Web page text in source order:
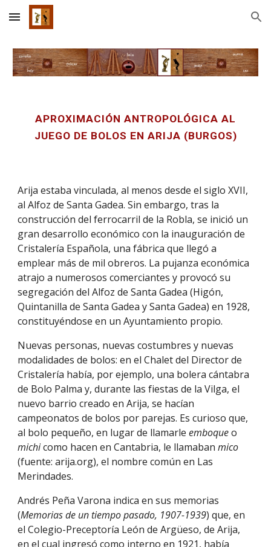
Skip to main content Skip to navigation
APROXIMACIÓN ANTROPOLÓGICA AL
JUEGO DE BOLOS EN ARIJA (BURGOS)
Arija estaba vinculada, al menos desde el siglo XVII,
al Alfoz de Santa Gadea. Sin embargo, tras la
construcción del ferrocarril de la Robla, se inició un
gran desarrollo económico con la inauguración de
Cristalería Española, una fábrica que llegó a
emplear más de mil obreros. La pujanza económica
atrajo a numerosos comerciantes y provocó su
segregación del Alfoz de Santa Gadea (Higón,
Quintanilla de Santa Gadea y Santa Gadea) en 1928,
constituyéndose en un Ayuntamiento propio.
Nuevas personas, nuevas costumbres y nuevas
modalidades de bolos: en el Chalet del Director de
Cristalería había, por ejemplo, una bolera cántabra
de Bolo Palma y, durante las fiestas de la Vilga, el
nuevo barrio creado en Arija, se hacían
campeonatos de bolos por parejas. Es curioso que,
al bolo pequeño, en lugar de llamarleemboqueo
michicomo hacen en Cantabria, le llamabanmico
(fuente: arija.org), el nombre común en Las
Merindades.
Andrés Peña Varona indica en sus memorias
(Memorias de un tiempo pasado, 1907-1939) que, en
el Colegio-Preceptoría León de Argüeso, de Arija,
en el cual ingresó como interno en 1921, había